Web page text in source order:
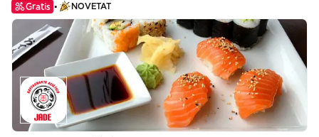
Gratis NOVETAT